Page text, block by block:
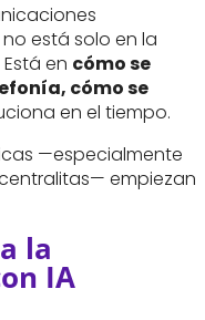
está solo en la
en cómo se
cómo se
en el tiempo.
—especialmente
empiezan
la
IA